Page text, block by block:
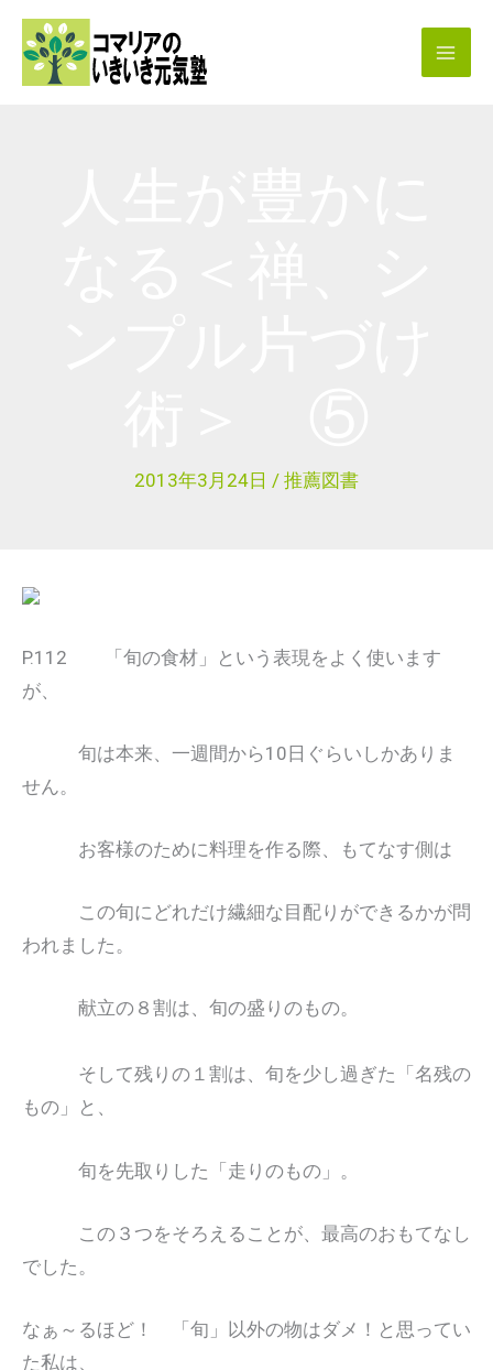
2013年3月24日 / 推薦図書
P.112 「旬の食材」という表現をよく使います
が、
旬は本来、一週間から10日ぐらいしかありま
せん。
お客様のために料理を作る際、もてなす側は
この旬にどれだけ繊細な目配りができるかが問
われました。
献立の８割は、旬の盛りのもの。
そして残りの１割は、旬を少し過ぎた「名残の
もの」と、
旬を先取りした「走りのもの」。
この３つをそろえることが、最高のおもてなし
でした。
なぁ～るほど！ 「旬」以外の物はダメ！と思ってい
た私は、